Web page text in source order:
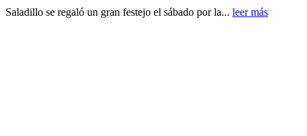
Saladillo se regaló un gran festejo el sábado por la... leer más